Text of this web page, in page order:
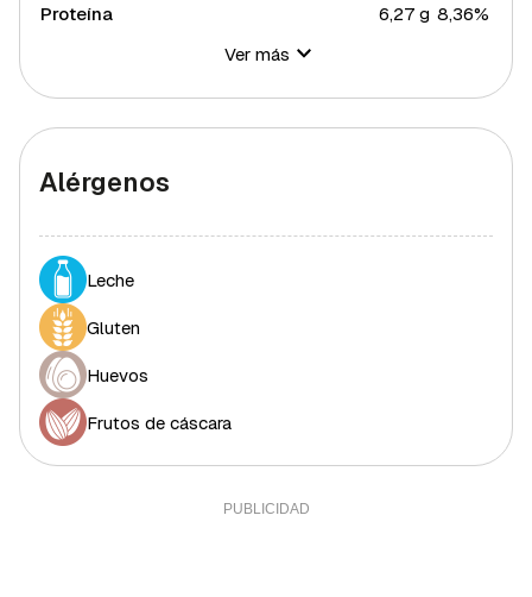
Proteína
6,27 g 8,36%
Azúcares
22 g
44%
Grasa saturada
Grasa polisaturada
1,88 g 17,09%
Grasa monosaturada
Colesterol
Fibra
Sal
Sodio
0,02 g
0%
Ver más
Alérgenos
Leche
Gluten
Huevos
Frutos de cáscara